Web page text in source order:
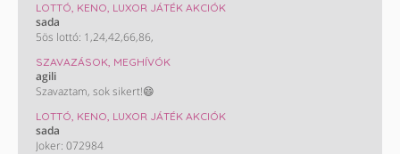
LOTTÓ, KENO, LUXOR JÁTÉK AKCIÓK
sada
5ös lottó: 1,24,42,66,86,
SZAVAZÁSOK, MEGHÍVÓK
agili
Szavaztam, sok sikert!😄
LOTTÓ, KENO, LUXOR JÁTÉK AKCIÓK
sada
Joker: 072984